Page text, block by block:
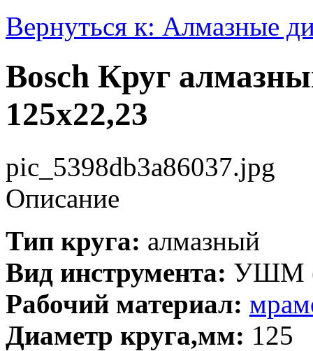
Вернуться к: Алмазные
Bosch Круг
125х22,23
pic_5398db3a86037.jpg
Описание
Тип круга: алмазный
Вид инструмента: УШМ
Рабочий материал:
Диаметр круга,мм: 125